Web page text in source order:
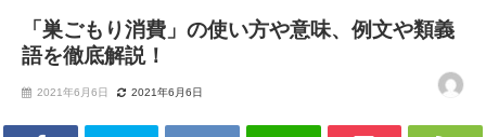
「巣ごもり消費」の使い方や意味、例文や類義
語を徹底解説！
2021年6月6日 2021年6月6日